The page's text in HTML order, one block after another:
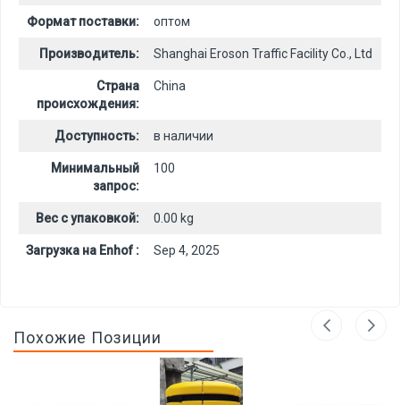
Формат поставки: оптом
Производитель: Shanghai Eroson Traffic Facility Co., Ltd
Страна
происхождения:
China
Доступность: в наличии
Минимальный
запрос:
100
Вес с упаковкой: 0.00 kg
Загрузка на Enhof : Sep 4, 2025
Похожие Позиции